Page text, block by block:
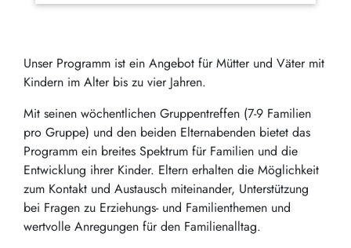
Unser Programm ist ein Angebot für Mütter und Väter mit
Kindern im Alter bis zu vier Jahren.
Mit seinen wöchentlichen Gruppentreffen (7-9 Familien
pro Gruppe) und den beiden Elternabenden bietet das
Programm ein breites Spektrum für Familien und die
Entwicklung ihrer Kinder. Eltern erhalten die Möglichkeit
zum Kontakt und Austausch miteinander, Unterstützung
bei Fragen zu Erziehungs- und Familienthemen und
wertvolle Anregungen für den Familienalltag.